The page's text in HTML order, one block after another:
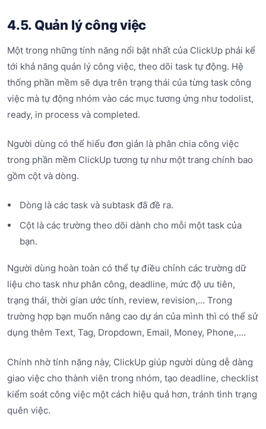
4.5. Quản lý công việc
Một trong những tính năng nổi bật nhất của ClickUp phải kể
tới khả năng quản lý công việc, theo dõi task tự động. Hệ
thống phần mềm sẽ dựa trên trạng thái của từng task công
việc mà tự động nhóm vào các mục tương ứng như todolist,
ready, in process và completed.
Người dùng có thể hiểu đơn giản là phân chia công việc
trong phần mềm ClickUp tương tự như một trang chính bao
gồm cột và dòng.
Dòng là các task và subtask đã đề ra.
Cột là các trường theo dõi dành cho mỗi một task của
bạn.
Người dùng hoàn toàn có thể tự điều chỉnh các trường dữ
liệu cho task như phân công, deadline, mức độ ưu tiên,
trạng thái, thời gian ước tính, review, revision,... Trong
trường hợp bạn muốn nâng cao dự án của mình thì có thể sử
dụng thêm Text, Tag, Dropdown, Email, Money, Phone,....
Chính nhờ tính năng này, ClickUp giúp người dùng dễ dàng
giao việc cho thành viên trong nhóm, tạo deadline, checklist
kiểm soát công việc một cách hiệu quả hơn, tránh tình trạng
quên việc.